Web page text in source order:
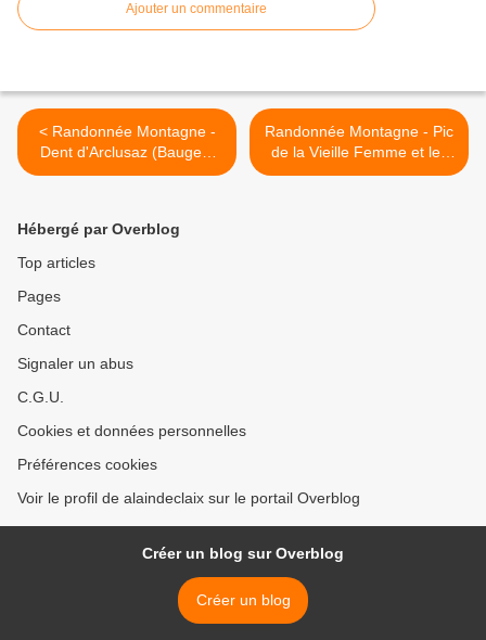
Ajouter un commentaire
< Randonnée Montagne -
Dent d'Arclusaz (Bauges)
par le Vallon
Randonnée Montagne - Pic
de la Vieille Femme et les
lacs (Vanoise) >
Hébergé par Overblog
Top articles
Pages
Contact
Signaler un abus
C.G.U.
Cookies et données personnelles
Préférences cookies
Voir le profil de alaindeclaix sur le portail Overblog
Créer un blog sur Overblog
Créer un blog